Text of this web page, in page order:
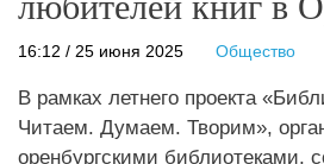
16:12 / 25 июня 2025 Общество
В рамках летнего проекта
Читаем. Думаем. Творим»,
оренбургскими библиотеками,